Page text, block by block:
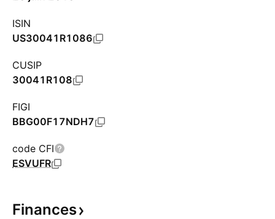
ISIN
US30041R1086
CUSIP
30041R108
FIGI
BBG00F17NDH7
code CFI
ESVUFR
Finances